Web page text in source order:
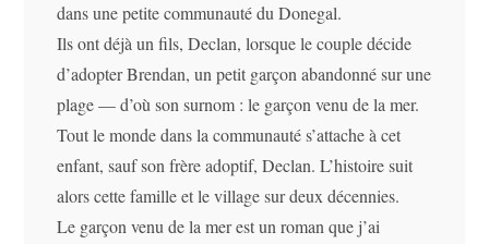
dans une petite communauté du Donegal.
Ils ont déjà un fils, Declan, lorsque le couple décide
d’adopter Brendan, un petit garçon abandonné sur une
plage — d’où son surnom : le garçon venu de la mer.
Tout le monde dans la communauté s’attache à cet
enfant, sauf son frère adoptif, Declan. L’histoire suit
alors cette famille et le village sur deux décennies.
Le garçon venu de la mer est un roman que j’ai